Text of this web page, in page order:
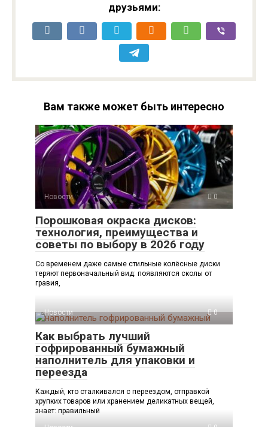
друзьями:
Вам также может быть интересно
Новости 0
Порошковая окраска дисков:
технология, преимущества и
советы по выбору в 2026 году
Со временем даже самые стильные колёсные диски
теряют первоначальный вид: появляются сколы от
гравия,
Новости 0
Как выбрать лучший
гофрированный бумажный
наполнитель для упаковки и
переезда
Каждый, кто сталкивался с переездом, отправкой
хрупких товаров или хранением деликатных вещей,
знает: правильный